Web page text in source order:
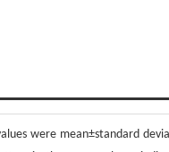
were mean±standard